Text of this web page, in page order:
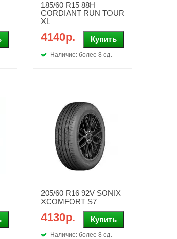
185/60 R15 88H
CORDIANT RUN TOUR
XL
4140р.
Наличие: более 8 ед.
205/60 R16 92V SONIX
XCOMFORT S7
4130р.
Наличие: более 8 ед.